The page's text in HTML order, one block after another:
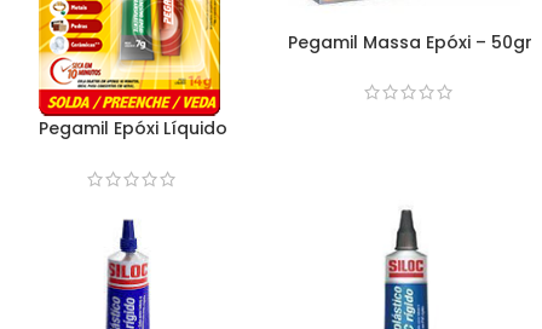
Pegamil Epóxi Líquido
Pegamil Massa Epóxi – 50gr